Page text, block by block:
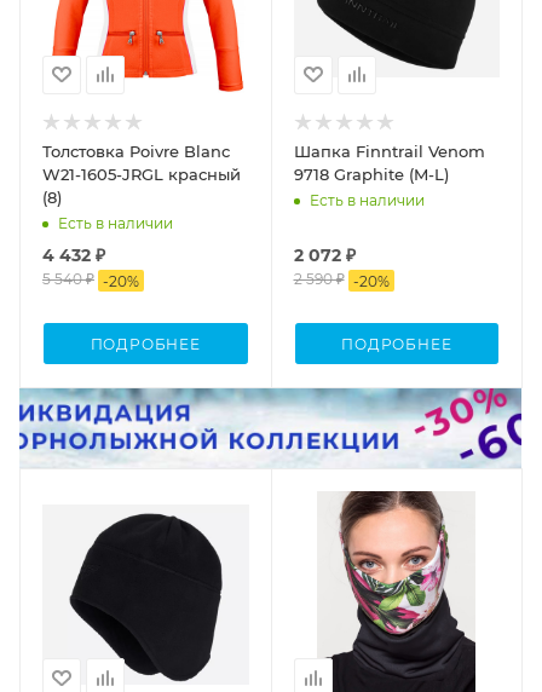
Толстовка Poivre Blanc
W21-1605-JRGL красный
(8)
Есть в наличии
4 432 ₽
5 540 ₽ -20%
ПОДРОБНЕЕ
Шапка Finntrail Venom
9718 Graphite (M-L)
Есть в наличии
2 072 ₽
2 590 ₽ -20%
ПОДРОБНЕЕ